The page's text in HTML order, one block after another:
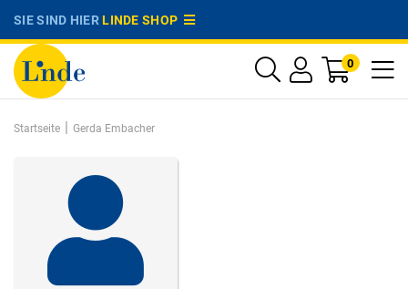
SIE SIND HIERLINDE SHOP
0
Startseite | Gerda Embacher